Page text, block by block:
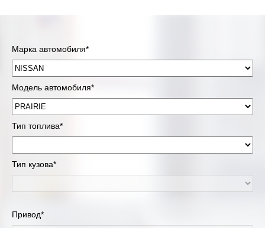
Марка автомобиля*
Модель автомобиля*
Тип топлива*
Тип кузова*
Привод*